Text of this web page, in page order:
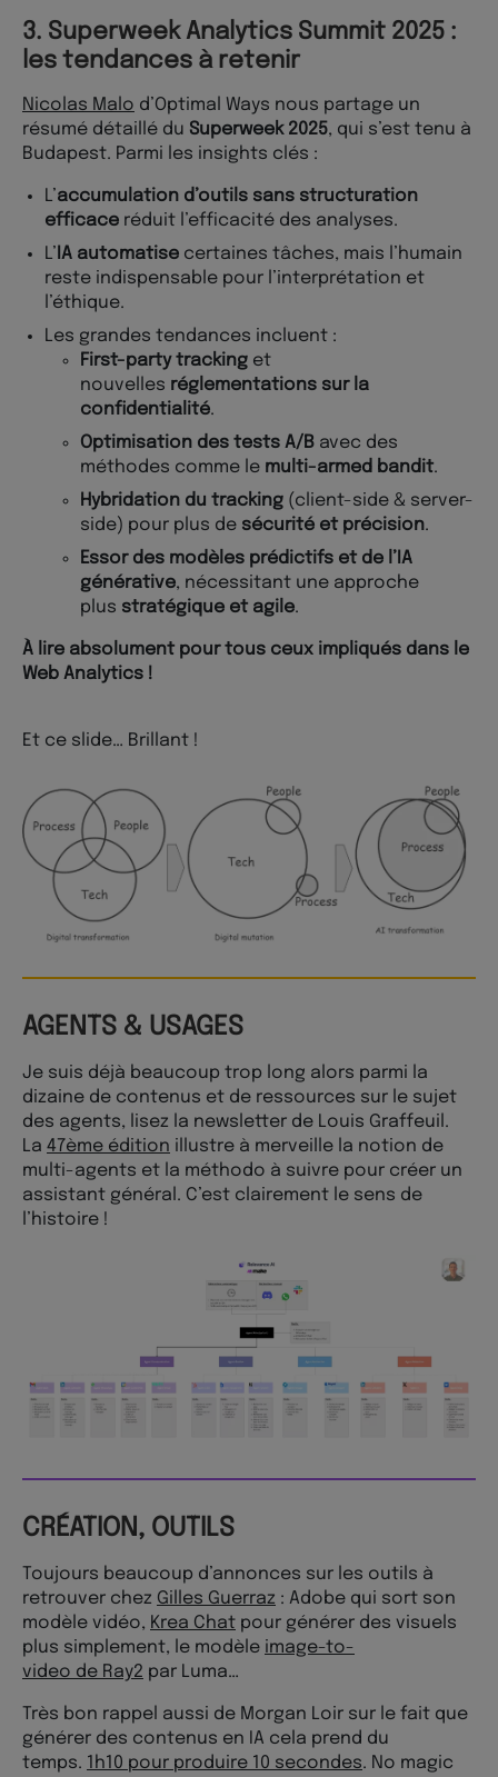
3. Superweek Analytics Summit 2025 :
les tendances à retenir
Nicolas Malo d’Optimal Ways nous partage un
résumé détaillé du Superweek 2025, qui s’est tenu à
Budapest. Parmi les insights clés :
L’accumulation d’outils sans structuration
efficace réduit l’efficacité des analyses.
L’ IA automatise certaines tâches, mais l’humain
reste indispensable pour l’interprétation et
l’éthique.
Les grandes tendances incluent :
First-party tracking et
nouvelles réglementations sur la
confidentialité.
Optimisation des tests A/B avec des
méthodes comme le multi-armed bandit.
Hybridation du tracking (client-side & server-
side) pour plus de sécurité et précision.
Essor des modèles prédictifs et de l’IA
générative, nécessitant une approche
plus stratégique et agile.
À lire absolument pour tous ceux impliqués dans le
Web Analytics !
Et ce slide… Brillant !
AGENTS & USAGES
Je suis déjà beaucoup trop long alors parmi la
dizaine de contenus et de ressources sur le sujet
des agents, lisez la newsletter de Louis Graffeuil.
La 47ème édition illustre à merveille la notion de
multi-agents et la méthodo à suivre pour créer un
assistant général. C’est clairement le sens de
l’histoire !
CRÉATION, OUTILS
Toujours beaucoup d’annonces sur les outils à
retrouver chez Gilles Guerraz : Adobe qui sort son
modèle vidéo, Krea Chat pour générer des visuels
plus simplement, le modèle image-to-
video de Ray2 par Luma…
Très bon rappel aussi de Morgan Loir sur le fait que
générer des contenus en IA cela prend du
temps. 1h10 pour produire 10 secondes. No magic